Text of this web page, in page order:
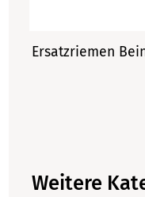
Weitere
Ersatzriemen